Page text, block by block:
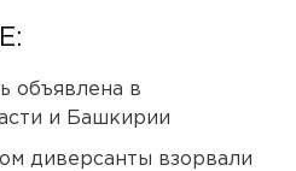
объявлена в
и Башкирии
диверсанты взорвали